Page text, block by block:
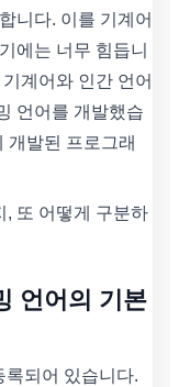
니다. 이를 기계어
에는 너무 힘듭니
계어와 인간 언어
언어를 개발했습
개발된 프로그래
, 또 어떻게 구분하
언어의 기본
록되어 있습니다.